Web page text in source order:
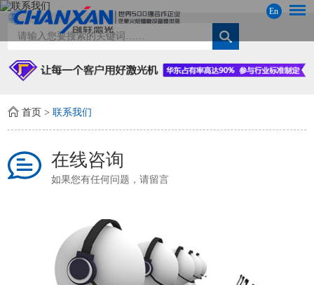
En
首页 >联系我们
在线咨询
如果您有任何问题，请留言